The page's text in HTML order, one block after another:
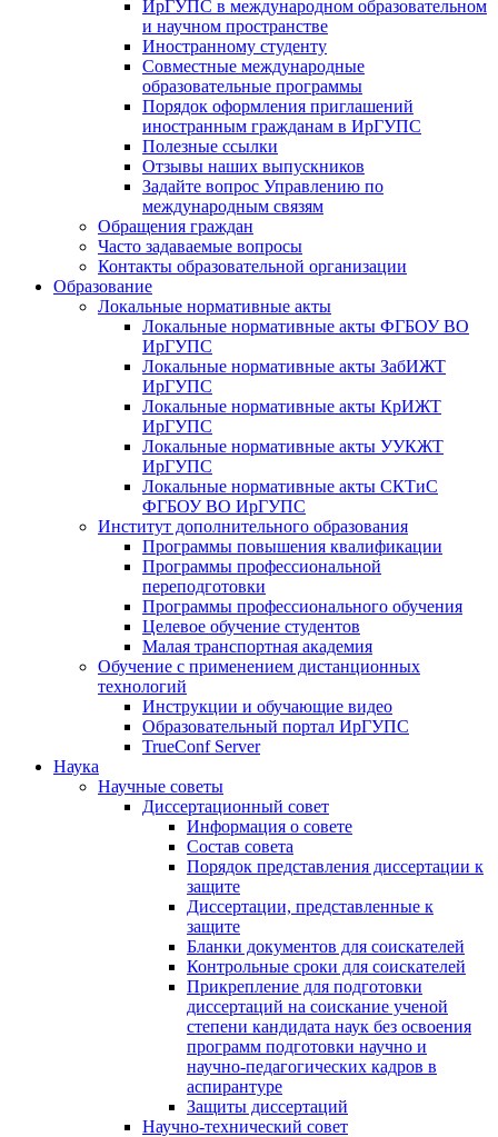
ИрГУПС в международном образовательном
и научном пространстве
Иностранному студенту
Совместные международные
образовательные программы
Порядок оформления приглашений
иностранным гражданам в ИрГУПС
Полезные ссылки
Отзывы наших выпускников
Задайте вопрос Управлению по
международным связям
Обращения граждан
Часто задаваемые вопросы
Контакты образовательной организации
Образование
Локальные нормативные акты
Локальные нормативные акты ФГБОУ ВО
ИрГУПС
Локальные нормативные акты ЗабИЖТ
ИрГУПС
Локальные нормативные акты КрИЖТ
ИрГУПС
Локальные нормативные акты УУКЖТ
ИрГУПС
Локальные нормативные акты СКТиС
ФГБОУ ВО ИрГУПС
Институт дополнительного образования
Программы повышения квалификации
Программы профессиональной
переподготовки
Программы профессионального обучения
Целевое обучение студентов
Малая транспортная академия
Обучение с применением дистанционных
технологий
Инструкции и обучающие видео
Образовательный портал ИрГУПС
TrueConf Server
Наука
Научные советы
Диссертационный совет
Информация о совете
Состав совета
Порядок представления диссертации к
защите
Диссертации, представленные к
защите
Бланки документов для соискателей
Контрольные сроки для соискателей
Прикрепление для подготовки
диссертаций на соискание ученой
степени кандидата наук без освоения
программ подготовки научно и
научно-педагогических кадров в
аспирантуре
Защиты диссертаций
Научно-технический совет